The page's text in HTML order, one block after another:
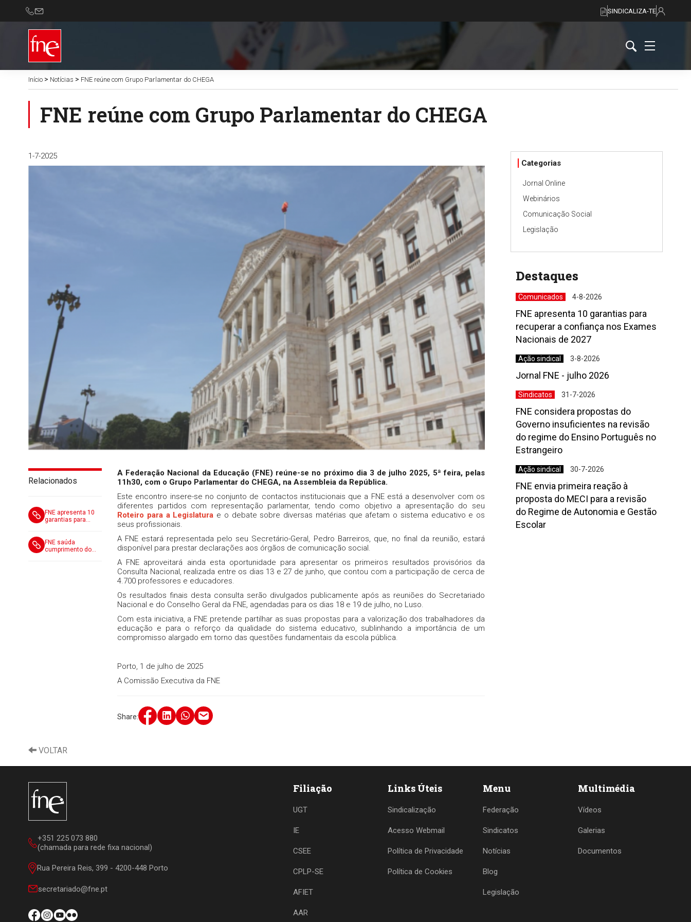
SINDICALIZA-TE
Início > Notícias > FNE reúne com Grupo Parlamentar do CHEGA
FNE reúne com Grupo Parlamentar do CHEGA
1-7-2025
Relacionados
FNE apresenta 10
garantias para
Exames Nacionais
de 2027
FNE saúda
cumprimento do
A Federação Nacional da Educação (FNE) reúne-se no próximo dia 3 de julho 2025, 5ª feira, pelas
11h30, com o Grupo Parlamentar do CHEGA, na Assembleia da República.
Este encontro insere-se no conjunto de contactos institucionais que a FNE está a desenvolver com os
diferentes partidos com representação parlamentar, tendo como objetivo a apresentação do seu
Roteiro para a Legislatura e o debate sobre diversas matérias que afetam o sistema educativo e os
seus profissionais.
A FNE estará representada pelo seu Secretário-Geral, Pedro Barreiros, que, no final da reunião, estará
disponível para prestar declarações aos órgãos de comunicação social.
A FNE aproveitará ainda esta oportunidade para apresentar os primeiros resultados provisórios da
Consulta Nacional, realizada entre os dias 13 e 27 de junho, que contou com a participação de cerca de
4.700 professores e educadores.
Os resultados finais desta consulta serão divulgados publicamente após as reuniões do Secretariado
Nacional e do Conselho Geral da FNE, agendadas para os dias 18 e 19 de julho, no Luso.
Com esta iniciativa, a FNE pretende partilhar as suas propostas para a valorização dos trabalhadores da
educação e para o reforço da qualidade do sistema educativo, sublinhando a importância de um
compromisso alargado em torno das questões fundamentais da escola pública.
Porto, 1 de julho de 2025
A Comissão Executiva da FNE
Share:
VOLTAR
Categorias
Jornal Online
Webinários
Comunicação Social
Legislação
Destaques
Comunicados 4-8-2026
FNE apresenta 10 garantias para
recuperar a confiança nos Exames
Nacionais de 2027
Ação sindical 3-8-2026
Jornal FNE - julho 2026
Sindicatos 31-7-2026
FNE considera propostas do
Governo insuficientes na revisão
do regime do Ensino Português no
Estrangeiro
Ação sindical 30-7-2026
FNE envia primeira reação à
proposta do MECI para a revisão
do Regime de Autonomia e Gestão
Escolar
+351 225 073 880
(chamada para rede fixa nacional)
Rua Pereira Reis, 399 - 4200-448 Porto
secretariado@fne.pt
Filiação
UGT
IE
CSEE
CPLP-SE
AFIET
AAR
Links Úteis
Sindicalização
Acesso Webmail
Política de Privacidade
Política de Cookies
Menu
Federação
Sindicatos
Notícias
Blog
Legislação
Multimédia
Vídeos
Galerias
Documentos